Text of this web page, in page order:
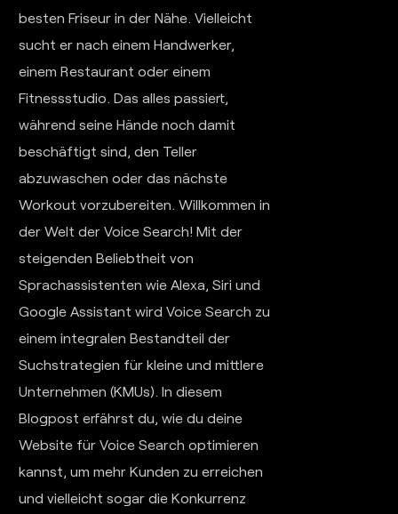
besten Friseur in der Nähe. Vielleicht
sucht er nach einem Handwerker,
einem Restaurant oder einem
Fitnessstudio. Das alles passiert,
während seine Hände noch damit
beschäftigt sind, den Teller
abzuwaschen oder das nächste
Workout vorzubereiten. Willkommen in
der Welt der Voice Search! Mit der
steigenden Beliebtheit von
Sprachassistenten wie Alexa, Siri und
Google Assistant wird Voice Search zu
einem integralen Bestandteil der
Suchstrategien für kleine und mittlere
Unternehmen (KMUs). In diesem
Blogpost erfährst du, wie du deine
Website für Voice Search optimieren
kannst, um mehr Kunden zu erreichen
und vielleicht sogar die Konkurrenz